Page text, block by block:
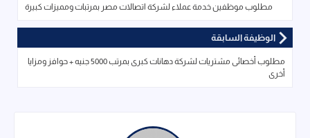
مطلوب موظفين خدمة عملاء لشركة اتصالات مصر بمرتبات ومميزات كبيرة
الوظيفة السابقة
مطلوب أخصائى مشتريات لشركة دهانات كبرى بمرتب 5000 جنيه + حوافز ومزايا
أخرى